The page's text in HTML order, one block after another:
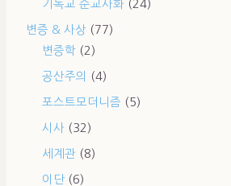
기독교 순교사화 (24)
변증 & 사상 (77)
변증학 (2)
공산주의 (4)
포스트모더니즘 (5)
시사 (32)
세계관 (8)
이단 (6)